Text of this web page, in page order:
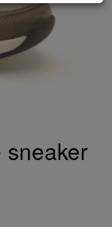
sneaker